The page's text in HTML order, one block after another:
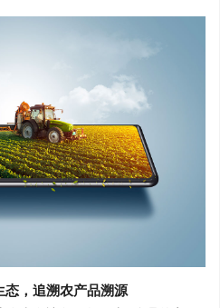
态，追溯农产品溯源